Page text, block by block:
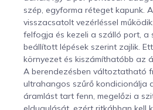
szép, egyforma réteget kapunk.
visszacsatolt vezérléssel
felfogja és kezeli a szálló port, a
beállított lépések szerint zajlik.
környezet és kiszámíthatóbb az
A berendezésben változtatható
ultrahangos szűrő kondicionálja
áramlást tart fenn, megelőzi a